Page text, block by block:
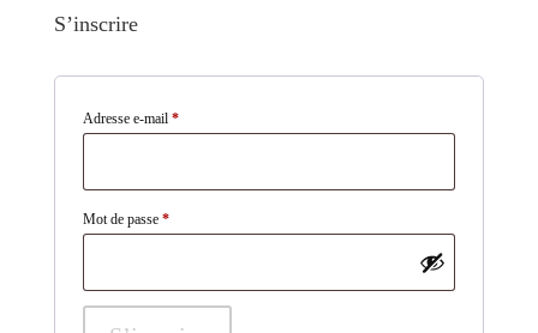
S’inscrire
Adresse e-mail *Obligatoire
Mot de passe *Obligatoire